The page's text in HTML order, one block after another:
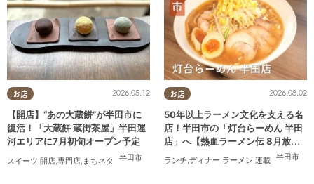
お店
半田市
2026.05.12
【開店】“あの大蔵餅”が半田市に
復活！「大蔵餅 蔵街茶屋」半田運
河エリアに7月初旬オープン予定
スイーツ,開店,専門店, まちネタ
お店
半田市
2026.08.02
50年以上ラーメン文化を支える名
店！半田市の「灯台らーめん 半田
店」へ【熱血ラーメン伝 8月放
ランチ,ディナー,ラーメン,連載